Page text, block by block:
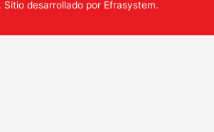
Sitio desarrollado por Efrasystem.